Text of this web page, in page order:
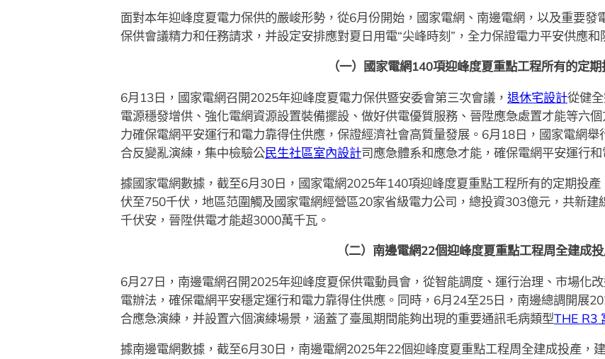
面對本年迎峰度夏電力保供的嚴峻形勢，從6月份開始，國家電網、南邊電網，以及重要發
保供會議精力和任務請求，并設定安排應對夏日用電“尖峰時刻”，全力保證電力平安供應和
（一）國家電網140項迎峰度夏重點工程所有的定期
6月13日，國家電網召開2025年迎峰度夏電力保供暨安委會第三次會議， 退休宅設計從健
電源穩發增供、強化電網資源設置裝備擺設、做好供電優質服務、晉陞應急處置才能等六
力確保電網平安運行和電力靠得住供應，保證經濟社會高質量發展。6月18日，國家電網
合反變亂演練，集中檢驗公民生社區室內設計司應急體系和應急才能，確保電網平安運行和
據國家電網數據，截至6月30日，國家電網2025年140項迎峰度夏重點工程所有的定期投
伏至750千伏，地區范圍觸及國家電網經營區20家省級電力公司，總投資303億元，共新
千伏安，晉陞供電才能超3000萬千瓦。
（二）南邊電網22個迎峰度夏重點工程周全建成
6月27日，南邊電網召開2025年迎峰度夏保供電動員會，從智能調度、運行治理、市場化
電辦法，確保電網平安穩定運行和電力靠得住供應。同時，6月24至25日，南邊總調開展
合應急演練，并設置六個演練場景，涵蓋了臺風期間能夠出現的重要通訊毛病類型THE R3
據南邊電網數據，截至6月30日，南邊電網2025年22個迎峰度夏重點工程周全建成投產，